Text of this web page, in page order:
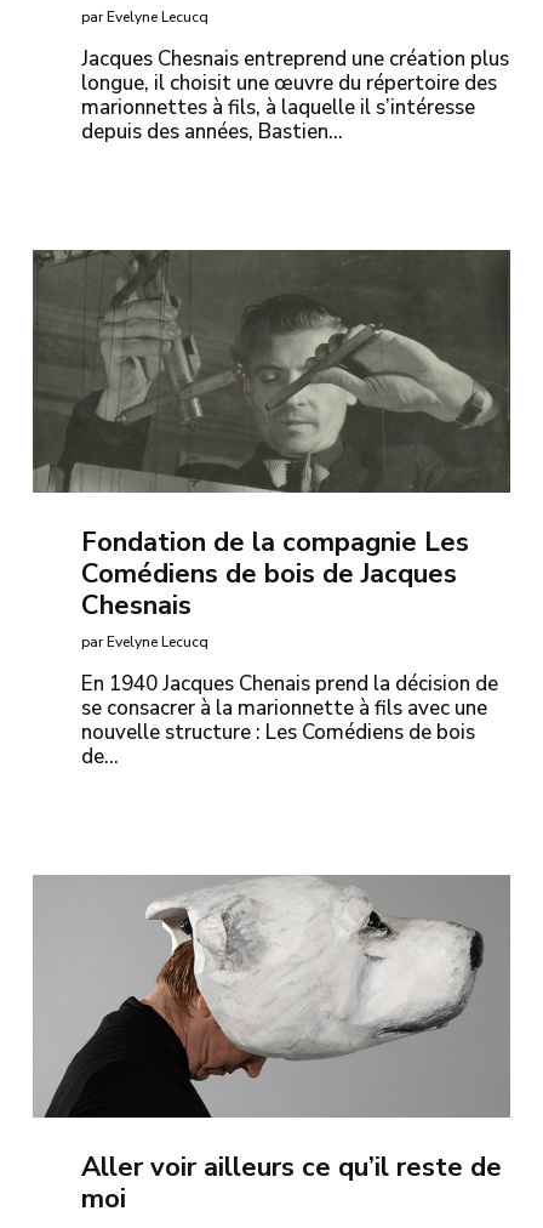
par Evelyne Lecucq
Jacques Chesnais entreprend une création plus
longue, il choisit une œuvre du répertoire des
marionnettes à fils, à laquelle il s’intéresse
depuis des années, Bastien…
Fondation de la compagnie Les
Comédiens de bois de Jacques
Chesnais
par Evelyne Lecucq
En 1940 Jacques Chenais prend la décision de
se consacrer à la marionnette à fils avec une
nouvelle structure : Les Comédiens de bois
de…
Aller voir ailleurs ce qu’il reste de
moi